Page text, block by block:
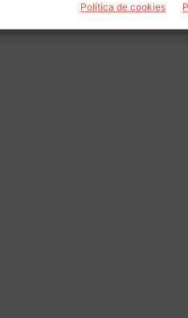
Política de cookies